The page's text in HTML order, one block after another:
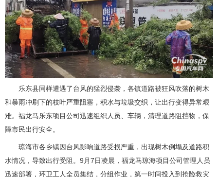
乐东县同样遭遇了台风的猛烈侵袭，各镇道路被狂风吹落的树木
和暴雨冲刷下的枝叶严重阻塞，积水与垃圾交织，让出行变得异常艰
难。福龙马乐东项目公司迅速组织人员、车辆，清理道路阻挡物，保
障市民出行安全。
琼海市各乡镇因台风影响道路受损严重，出现树木倒塌及道路积
水情况，导致出行受阻。9月7日凌晨，福龙马琼海项目公司管理人员
迅速部署，环卫工人全员集结，分组作业，第一时间投入到抢险救灾